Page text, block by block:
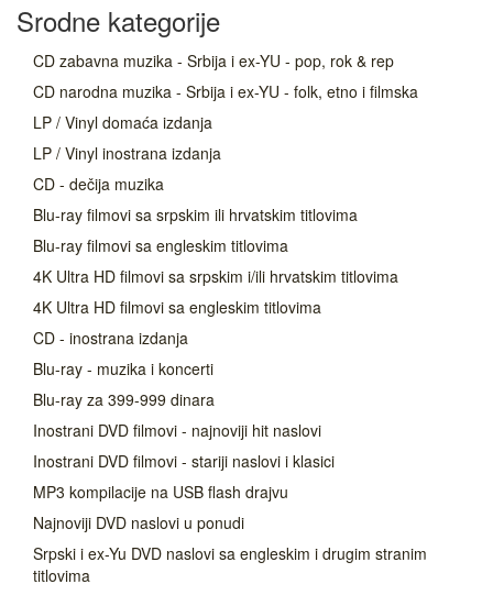
Srodne kategorije
CD zabavna muzika - Srbija i ex-YU - pop, rok & rep
CD narodna muzika - Srbija i ex-YU - folk, etno i filmska
LP / Vinyl domaća izdanja
LP / Vinyl inostrana izdanja
CD - dečija muzika
Blu-ray filmovi sa srpskim ili hrvatskim titlovima
Blu-ray filmovi sa engleskim titlovima
4K Ultra HD filmovi sa srpskim i/ili hrvatskim titlovima
4K Ultra HD filmovi sa engleskim titlovima
CD - inostrana izdanja
Blu-ray - muzika i koncerti
Blu-ray za 399-999 dinara
Inostrani DVD filmovi - najnoviji hit naslovi
Inostrani DVD filmovi - stariji naslovi i klasici
MP3 kompilacije na USB flash drajvu
Najnoviji DVD naslovi u ponudi
Srpski i ex-Yu DVD naslovi sa engleskim i drugim stranim
titlovima